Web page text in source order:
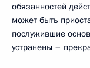
обязанностей
может быть
послужившие
устранены –